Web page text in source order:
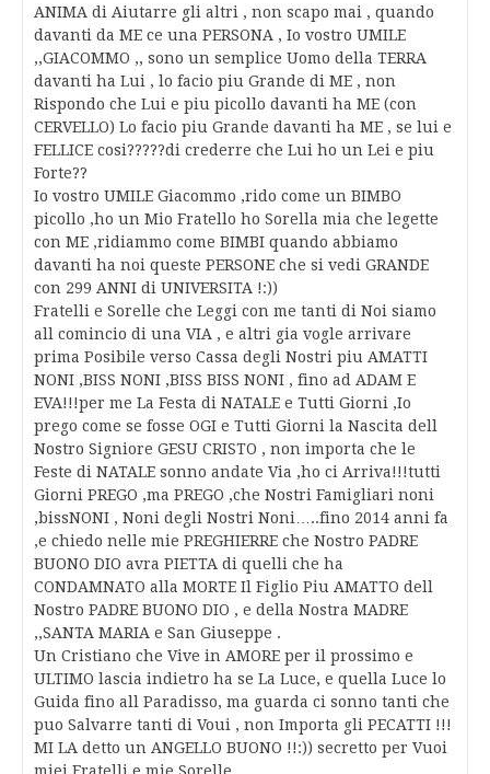
ANIMA di Aiutarre gli altri , non scapo mai , quando
davanti da ME ce una PERSONA , Io vostro UMILE
,,GIACOMMO ,, sono un semplice Uomo della TERRA
davanti ha Lui , lo facio piu Grande di ME , non
Rispondo che Lui e piu picollo davanti ha ME (con
CERVELLO) Lo facio piu Grande davanti ha ME , se lui e
FELLICE cosi?????di crederre che Lui ho un Lei e piu
Forte??
Io vostro UMILE Giacommo ,rido come un BIMBO
picollo ,ho un Mio Fratello ho Sorella mia che legette
con ME ,ridiammo come BIMBI quando abbiamo
davanti ha noi queste PERSONE che si vedi GRANDE
con 299 ANNI di UNIVERSITA !:))
Fratelli e Sorelle che Leggi con me tanti di Noi siamo
all comincio di una VIA , e altri gia vogle arrivare
prima Posibile verso Cassa degli Nostri piu AMATTI
NONI ,BISS NONI ,BISS BISS NONI , fino ad ADAM E
EVA!!!per me La Festa di NATALE e Tutti Giorni ,Io
prego come se fosse OGI e Tutti Giorni la Nascita dell
Nostro Signiore GESU CRISTO , non importa che le
Feste di NATALE sonno andate Via ,ho ci Arriva!!!tutti
Giorni PREGO ,ma PREGO ,che Nostri Famigliari noni
,bissNONI , Noni degli Nostri Noni…..fino 2014 anni fa
,e chiedo nelle mie PREGHIERRE che Nostro PADRE
BUONO DIO avra PIETTA di quelli che ha
CONDAMNATO alla MORTE Il Figlio Piu AMATTO dell
Nostro PADRE BUONO DIO , e della Nostra MADRE
,,SANTA MARIA e San Giuseppe .
Un Cristiano che Vive in AMORE per il prossimo e
ULTIMO lascia indietro ha se La Luce, e quella Luce lo
Guida fino all Paradisso, ma guarda ci sonno tanti che
puo Salvarre tanti di Voui , non Importa gli PECATTI !!!
MI LA detto un ANGELLO BUONO !!:)) secretto per Vuoi